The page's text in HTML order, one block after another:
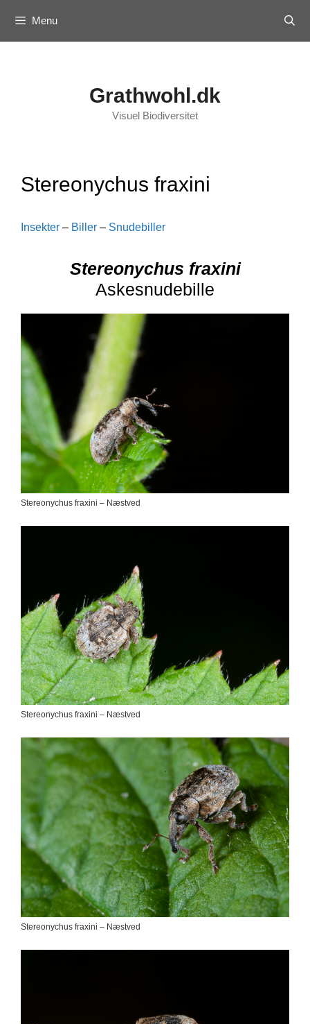
content
Menu
Grathwohl.dk
Visuel Biodiversitet
Stereonychus fraxini
Insekter – Biller – Snudebiller
Stereonychus fraxini
Askesnudebille
Stereonychus fraxini – Næstved
Stereonychus fraxini – Næstved
Stereonychus fraxini – Næstved